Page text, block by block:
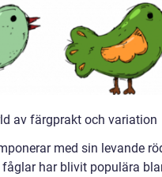
av färgprakt och variation
med sin levande
har blivit populära